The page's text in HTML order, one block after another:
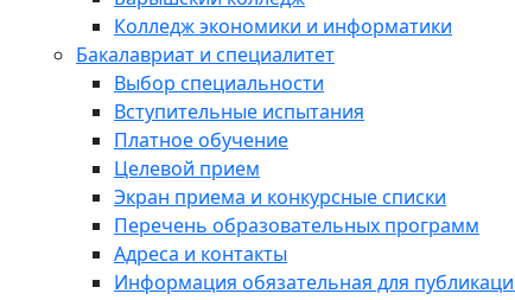
Колледж экономики и информатики
Бакалавриат и специалитет
Выбор специальности
Вступительные испытания
Платное обучение
Целевой прием
Экран приема и конкурсные списки
Перечень образовательных программ
Адреса и контакты
Информация обязательная для